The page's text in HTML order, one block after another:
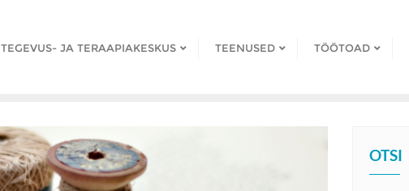
TEGEVUS- JA TERAAPIAKESKUS TEENUSED TÖÖTOAD
OTSI